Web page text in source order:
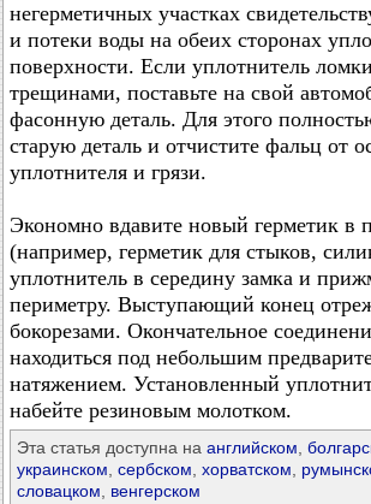
негерметичных участках
и потеки воды на обеих сторонах
поверхности. Если уплотнитель
трещинами, поставьте на свой
фасонную деталь. Для этого
старую деталь и отчистите фальц от
уплотнителя и грязи.
Экономно вдавите новый герметик в
(например, герметик для стыков,
уплотнитель в середину замка и
периметру. Выступающий конец
бокорезами. Окончательное
находиться под небольшим
натяжением. Установленный
набейте резиновым молотком.
Эта статья доступна на английском
украинском сербском хорватском
словацком
венгерском